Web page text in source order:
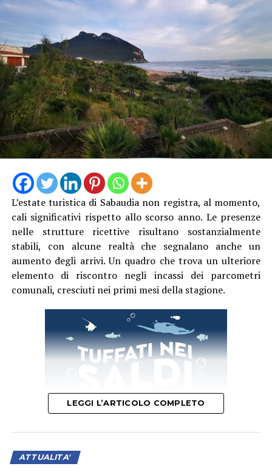
L’estate turistica di Sabaudia non registra, al momento,
cali significativi rispetto allo scorso anno. Le presenze
nelle strutture ricettive risultano sostanzialmente
stabili, con alcune realtà che segnalano anche un
aumento degli arrivi. Un quadro che trova un ulteriore
elemento di riscontro negli incassi dei parcometri
comunali, cresciuti nei primi mesi della stagione.
LEGGI L’ARTICOLO COMPLETO
ATTUALITA'